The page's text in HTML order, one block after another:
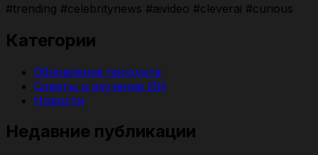
#trending #celebritynews #aivideo #cleverai #curious
Категории
Обновления продукта
Советы и изучение ИИ
Новости
Недавние публикации